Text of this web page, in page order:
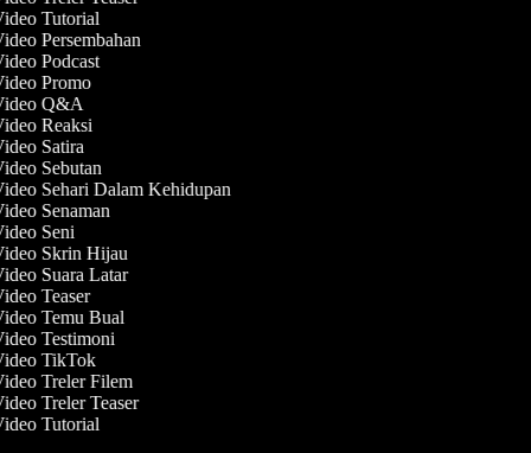
Tutorial
Persembahan
Podcast
Promo
Q&A
Reaksi
Satira
Sebutan
Sehari Dalam Kehidupan
Senaman
Seni
Skrin Hijau
Suara Latar
Teaser
Temu Bual
Testimoni
TikTok
Treler Filem
Treler Teaser
Tutorial